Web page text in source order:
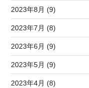
2023年8月 (9)
2023年7月 (8)
2023年6月 (9)
2023年5月 (9)
2023年4月 (8)